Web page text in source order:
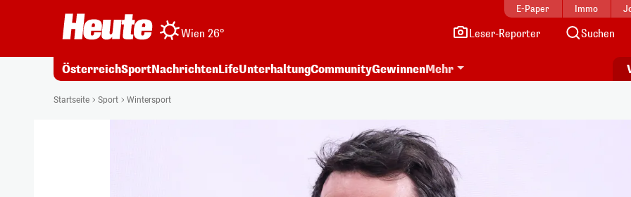
E-Paper Immo
Wien 26° Leser-Reporter Suchen
ÖsterreichSportNachrichtenLifeUnterhaltungCommunityGewinnenMehr
Startseite Sport Wintersport